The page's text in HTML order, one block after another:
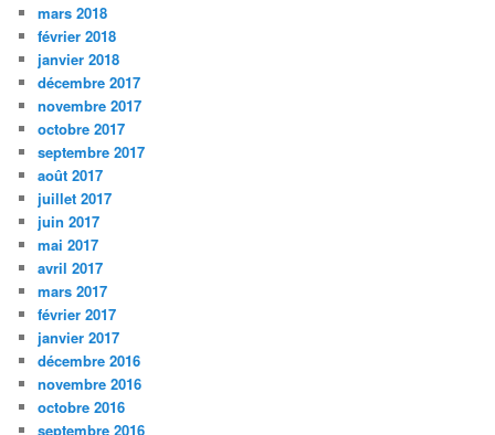
mars 2018
février 2018
janvier 2018
décembre 2017
novembre 2017
octobre 2017
septembre 2017
août 2017
juillet 2017
juin 2017
mai 2017
avril 2017
mars 2017
février 2017
janvier 2017
décembre 2016
novembre 2016
octobre 2016
septembre 2016